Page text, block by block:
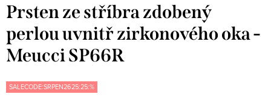
Prsten ze stříbra zdobený
perlou uvnitř zirkonového oka -
Meucci SP66R
SALECODE:SRPEN2625:25:%